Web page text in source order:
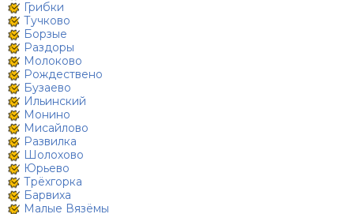
Грибки
Тучково
Борзые
Раздоры
Молоково
Рождествено
Бузаево
Ильинский
Монино
Мисайлово
Развилка
Шолохово
Юрьево
Трёхгорка
Барвиха
Малые Вязёмы